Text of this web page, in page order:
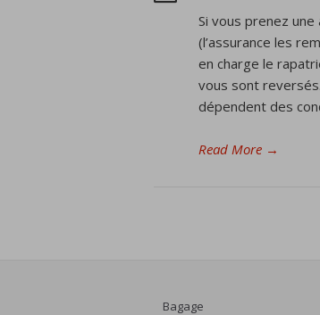
Si vous prenez
(l’assurance les
en charge le
vous sont
dépendent des
Read More →
Bagage